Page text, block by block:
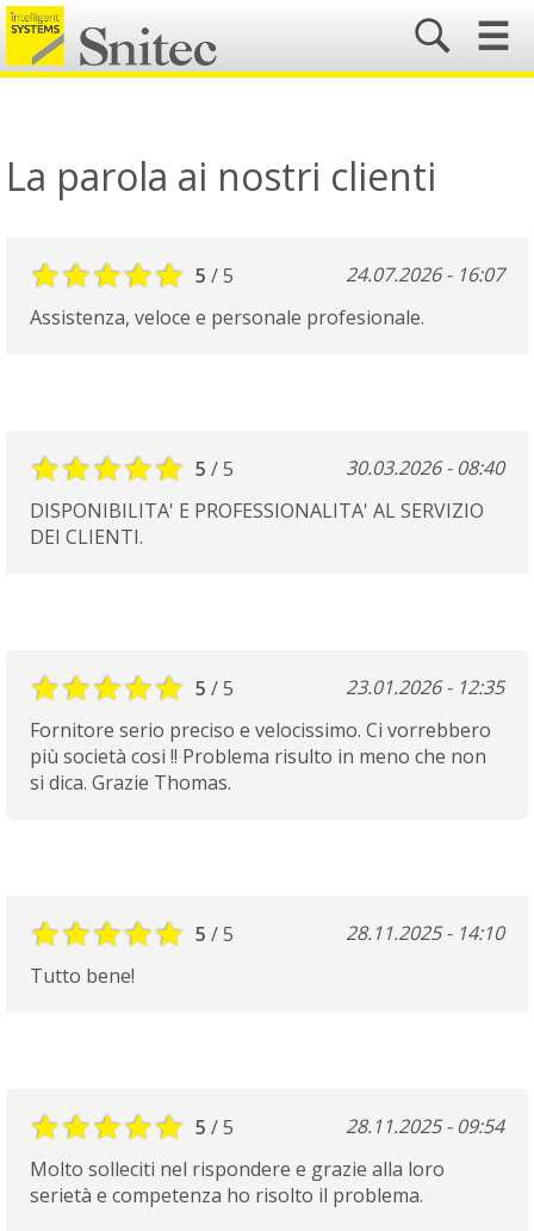
☰
La parola ai nostri clienti
24.07.2026 - 16:07
5 / 5
Assistenza, veloce e personale profesionale.
30.03.2026 - 08:40
5 / 5
DISPONIBILITA' E PROFESSIONALITA' AL SERVIZIO
DEI CLIENTI.
23.01.2026 - 12:35
5 / 5
Fornitore serio preciso e velocissimo. Ci vorrebbero
più società cosi !! Problema risulto in meno che non
si dica. Grazie Thomas.
28.11.2025 - 14:10
5 / 5
Tutto bene!
28.11.2025 - 09:54
5 / 5
Molto solleciti nel rispondere e grazie alla loro
serietà e competenza ho risolto il problema.